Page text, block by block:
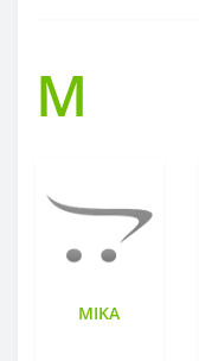
M
MIKA